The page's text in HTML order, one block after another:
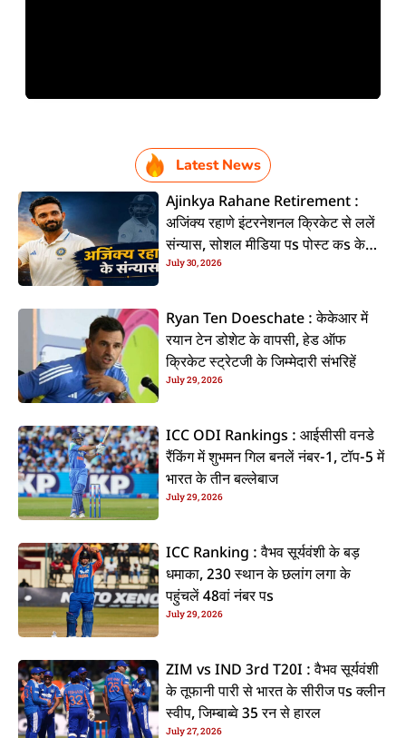
Latest News
Ajinkya Rahane Retirement :
अजिंक्य रहाणे इंटरनेशनल क्रिकेट से ललें
संन्यास, सोशल मीडिया पs पोस्ट कs के
कइलें एलान
July 30, 2026
Ryan Ten Doeschate : केकेआर में
रयान टेन डोशेट के वापसी, हेड ऑफ
क्रिकेट स्ट्रेटजी के जिम्मेदारी संभरिहें
July 29, 2026
ICC ODI Rankings : आईसीसी वनडे
रैंकिंग में शुभमन गिल बनलें नंबर-1, टॉप-5 में
भारत के तीन बल्लेबाज
July 29, 2026
ICC Ranking : वैभव सूर्यवंशी के बड़
धमाका, 230 स्थान के छलांग लगा के
पहुंचलें 48वां नंबर पs
July 29, 2026
ZIM vs IND 3rd T20I : वैभव सूर्यवंशी
के तूफानी पारी से भारत के सीरीज पs क्लीन
स्वीप, जिम्बाब्वे 35 रन से हारल
July 27, 2026